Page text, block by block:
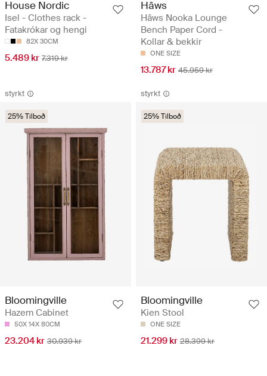
House Nordic
Isel - Clothes rack -
Fatakrókar og hengi
82X 30CM
5.489 kr 7.319 kr
Hâws
Hâws Nooka Lounge
Bench Paper Cord -
Kollar & bekkir
ONE SIZE
13.787 kr 45.959 kr
styrkt
25% Tilboð
Bloomingville
Hazem Cabinet
50X 14X 80CM
23.204 kr 30.939 kr
styrkt
25% Tilboð
Bloomingville
Kien Stool
ONE SIZE
21.299 kr 28.399 kr